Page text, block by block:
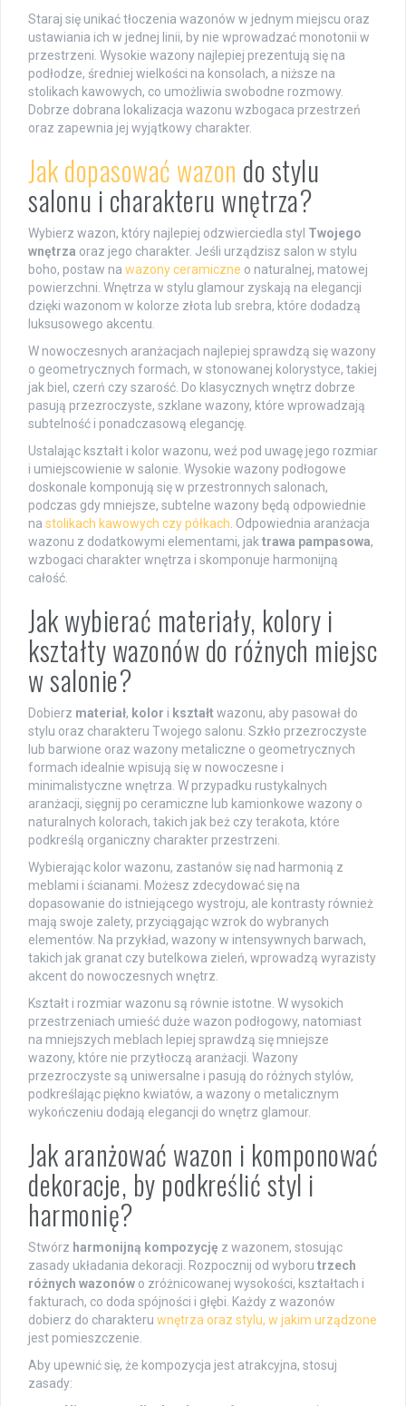
Staraj się unikać tłoczenia wazonów w jednym miejscu oraz
ustawiania ich w jednej linii, by nie wprowadzać monotonii w
przestrzeni. Wysokie wazony najlepiej prezentują się na
podłodze, średniej wielkości na konsolach, a niższe na
stolikach kawowych, co umożliwia swobodne rozmowy.
Dobrze dobrana lokalizacja wazonu wzbogaca przestrzeń
oraz zapewnia jej wyjątkowy charakter.
Jak dopasować wazon do stylu
salonu i charakteru wnętrza?
Wybierz wazon, który najlepiej odzwierciedla styl Twojego
wnętrza oraz jego charakter. Jeśli urządzisz salon w stylu
boho, postaw na wazony ceramiczne o naturalnej, matowej
powierzchni. Wnętrza w stylu glamour zyskają na elegancji
dzięki wazonom w kolorze złota lub srebra, które dodadzą
luksusowego akcentu.
W nowoczesnych aranżacjach najlepiej sprawdzą się wazony
o geometrycznych formach, w stonowanej kolorystyce, takiej
jak biel, czerń czy szarość. Do klasycznych wnętrz dobrze
pasują przezroczyste, szklane wazony, które wprowadzają
subtelność i ponadczasową elegancję.
Ustalając kształt i kolor wazonu, weź pod uwagę jego rozmiar
i umiejscowienie w salonie. Wysokie wazony podłogowe
doskonale komponują się w przestronnych salonach,
podczas gdy mniejsze, subtelne wazony będą odpowiednie
na stolikach kawowych czy półkach . Odpowiednia aranżacja
wazonu z dodatkowymi elementami, jak trawa pampasowa,
wzbogaci charakter wnętrza i skomponuje harmonijną
całość.
Jak wybierać materiały, kolory i
kształty wazonów do różnych miejsc
w salonie?
Dobierz materiał, kolor i kształtwazonu, aby pasował do
stylu oraz charakteru Twojego salonu. Szkło przezroczyste
lub barwione oraz wazony metaliczne o geometrycznych
formach idealnie wpisują się w nowoczesne i
minimalistyczne wnętrza. W przypadku rustykalnych
aranżacji, sięgnij po ceramiczne lub kamionkowe wazony o
naturalnych kolorach, takich jak beż czy terakota, które
podkreślą organiczny charakter przestrzeni.
Wybierając kolor wazonu, zastanów się nad harmonią z
meblami i ścianami. Możesz zdecydować się na
dopasowanie do istniejącego wystroju, ale kontrasty również
mają swoje zalety, przyciągając wzrok do wybranych
elementów. Na przykład, wazony w intensywnych barwach,
takich jak granat czy butelkowa zieleń, wprowadzą wyrazisty
akcent do nowoczesnych wnętrz.
Kształt i rozmiar wazonu są równie istotne. W wysokich
przestrzeniach umieść duże wazon podłogowy, natomiast
na mniejszych meblach lepiej sprawdzą się mniejsze
wazony, które nie przytłoczą aranżacji. Wazony
przezroczyste są uniwersalne i pasują do różnych stylów,
podkreślając piękno kwiatów, a wazony o metalicznym
wykończeniu dodają elegancji do wnętrz glamour.
Jak aranżować wazon i komponować
dekoracje, by podkreślić styl i
harmonię?
Stwórz harmonijną kompozycję z wazonem, stosując
zasady układania dekoracji. Rozpocznij od wyboru trzech
różnych wazonów o zróżnicowanej wysokości, kształtach i
fakturach, co doda spójności i głębi. Każdy z wazonów
dobierz do charakteru wnętrza oraz stylu, w jakim urządzone
jest pomieszczenie.
Aby upewnić się, że kompozycja jest atrakcyjna, stosuj
zasady: